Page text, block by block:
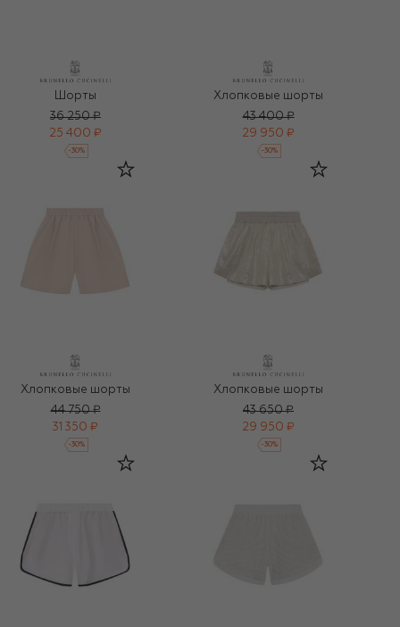
Шорты
36 250 ₽
25 400 ₽
-30%
Хлопковые шорты
43 400 ₽
29 950 ₽
-30%
Хлопковые шорты
44 750 ₽
31 350 ₽
-30%
Хлопковые шорты
43 650 ₽
29 950 ₽
-30%